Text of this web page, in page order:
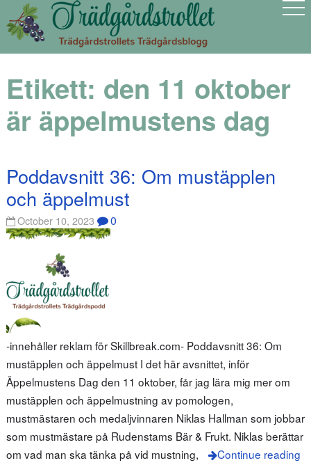
Etikett: den 11 oktober
är äppelmustens dag
Poddavsnitt 36: Om mustäpplen
och äppelmust
October 10, 2023 0
-innehåller reklam för Skillbreak.com- Poddavsnitt 36: Om
mustäpplen och äppelmust I det här avsnittet, inför
Äppelmustens Dag den 11 oktober, får jag lära mig mer om
mustäpplen och äppelmustning av pomologen,
mustmästaren och medaljvinnaren Niklas Hallman som jobbar
som mustmästare på Rudenstams Bär & Frukt. Niklas berättar
om vad man ska tänka på vid mustning,
Continue reading